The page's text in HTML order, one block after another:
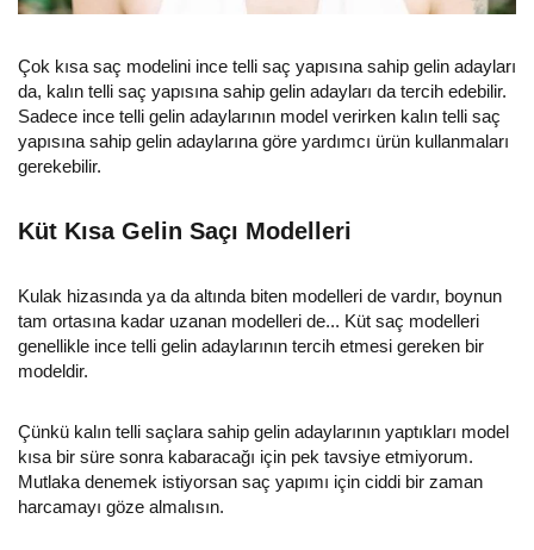
Çok kısa saç modelini ince telli saç yapısına sahip gelin adayları
da, kalın telli saç yapısına sahip gelin adayları da tercih edebilir.
Sadece ince telli gelin adaylarının model verirken kalın telli saç
yapısına sahip gelin adaylarına göre yardımcı ürün kullanmaları
gerekebilir.
Küt Kısa Gelin Saçı Modelleri
Kulak hizasında ya da altında biten modelleri de vardır, boynun
tam ortasına kadar uzanan modelleri de... Küt saç modelleri
genellikle ince telli gelin adaylarının tercih etmesi gereken bir
modeldir.
Çünkü kalın telli saçlara sahip gelin adaylarının yaptıkları model
kısa bir süre sonra kabaracağı için pek tavsiye etmiyorum.
Mutlaka denemek istiyorsan saç yapımı için ciddi bir zaman
harcamayı göze almalısın.